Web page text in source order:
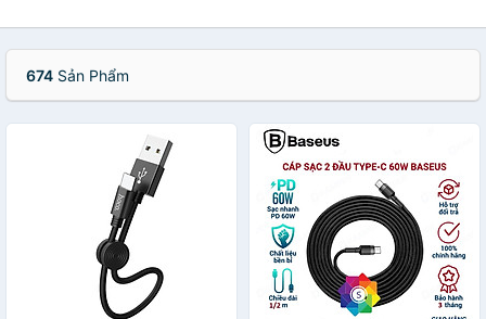
674 Sản Phẩm